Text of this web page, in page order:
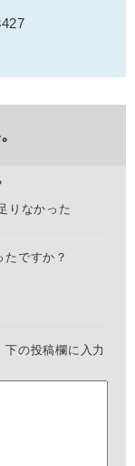
りなかった
ですか？
下の投稿欄に入力